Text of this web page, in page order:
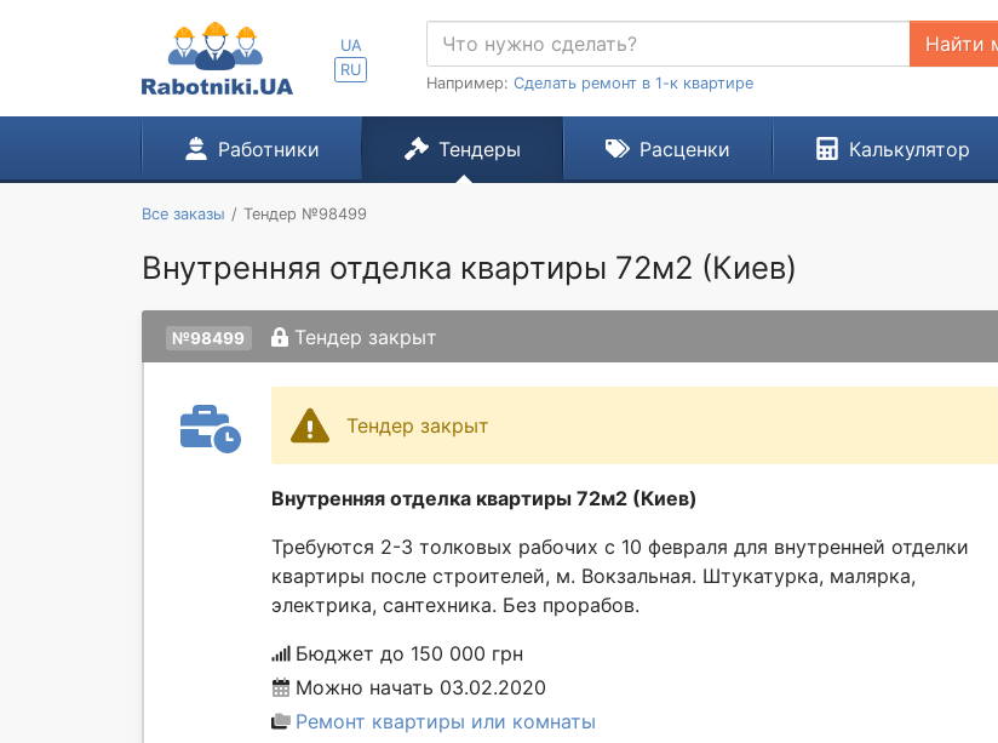
UA
RU
Найти
Например: Сделать ремонт в 1-к квартире
Работники Тендеры Расценки Калькулятор
Все заказы Тендер №98499
Внутренняя отделка квартиры 72м2 (Киев)
№98499 Тендер закрыт
Тендер закрыт
Внутренняя отделка квартиры 72м2 (Киев)
Требуются 2-3 толковых рабочих с 10 февраля для внутренней отделки
квартиры после строителей, м. Вокзальная. Штукатурка, малярка,
электрика, сантехника. Без прорабов.
Бюджет до 150 000 грн
Можно начать 03.02.2020
Ремонт квартиры или комнаты